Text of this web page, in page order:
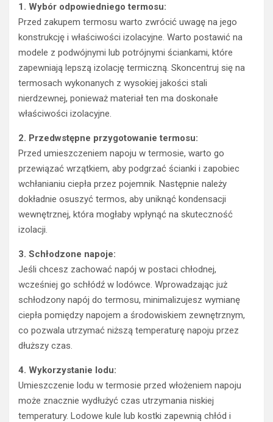
1. Wybór odpowiedniego termosu:
Przed zakupem termosu warto zwrócić uwagę na jego
konstrukcję i właściwości izolacyjne. Warto postawić na
modele z podwójnymi lub potrójnymi ściankami, które
zapewniają lepszą izolację termiczną. Skoncentruj się na
termosach wykonanych z wysokiej jakości stali
nierdzewnej, ponieważ materiał ten ma doskonałe
właściwości izolacyjne.
2. Przedwstępne przygotowanie termosu:
Przed umieszczeniem napoju w termosie, warto go
przewiązać wrzątkiem, aby podgrzać ścianki i zapobiec
wchłanianiu ciepła przez pojemnik. Następnie należy
dokładnie osuszyć termos, aby uniknąć kondensacji
wewnętrznej, która mogłaby wpłynąć na skuteczność
izolacji.
3. Schłodzone napoje:
Jeśli chcesz zachować napój w postaci chłodnej,
wcześniej go schłódź w lodówce. Wprowadzając już
schłodzony napój do termosu, minimalizujesz wymianę
ciepła pomiędzy napojem a środowiskiem zewnętrznym,
co pozwala utrzymać niższą temperaturę napoju przez
dłuższy czas.
4. Wykorzystanie lodu:
Umieszczenie lodu w termosie przed włożeniem napoju
może znacznie wydłużyć czas utrzymania niskiej
temperatury. Lodowe kule lub kostki zapewnią chłód i